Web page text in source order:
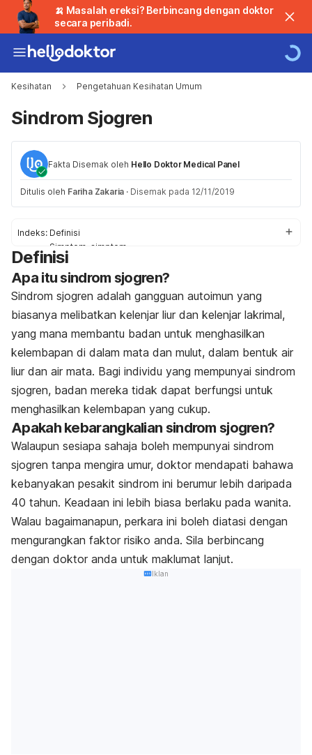
🍌 Masalah ereksi? Berbincang dengan doktor
secara peribadi.
Kesihatan Pengetahuan Kesihatan Umum
Sindrom Sjogren
Fakta Disemak oleh Hello Doktor Medical Panel
Ditulis oleh Fariha Zakaria · Disemak pada 12/11/2019
Indeks: Definisi
Simptom-simptom
Punca
Faktor-faktor risiko
Diagnosis dan rawatan
Perubahan gaya hidup & rawatan sampingan
Definisi
Apa itu sindrom sjogren?
Sindrom sjogren adalah gangguan autoimun yang
biasanya melibatkan kelenjar liur dan kelenjar lakrimal,
yang mana membantu badan untuk menghasilkan
kelembapan di dalam mata dan mulut, dalam bentuk air
liur dan air mata. Bagi individu yang mempunyai sindrom
sjogren, badan mereka tidak dapat berfungsi untuk
menghasilkan kelembapan yang cukup.
Apakah kebarangkalian sindrom sjogren?
Walaupun sesiapa sahaja boleh mempunyai sindrom
sjogren tanpa mengira umur, doktor mendapati bahawa
kebanyakan pesakit sindrom ini berumur lebih daripada
40 tahun. Keadaan ini lebih biasa berlaku pada wanita.
Walau bagaimanapun, perkara ini boleh diatasi dengan
mengurangkan faktor risiko anda. Sila berbincang
dengan doktor anda untuk maklumat lanjut.
Iklan